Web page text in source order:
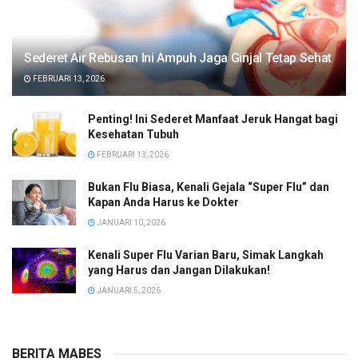
Sederet Air Rebusan Ini Ampuh Jaga Ginjal Tetap Sehat
FEBRUARI 13, 2026
Penting! Ini Sederet Manfaat Jeruk Hangat bagi
Kesehatan Tubuh
FEBRUARI 13, 2026
Bukan Flu Biasa, Kenali Gejala “Super Flu” dan
Kapan Anda Harus ke Dokter
JANUARI 10, 2026
Kenali Super Flu Varian Baru, Simak Langkah
yang Harus dan Jangan Dilakukan!
JANUARI 5, 2026
BERITA MABES